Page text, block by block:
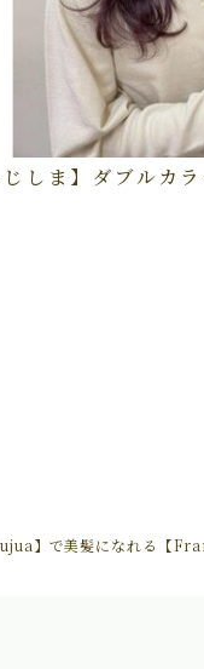
じしま】ダブルカ
】で美髪になれる【